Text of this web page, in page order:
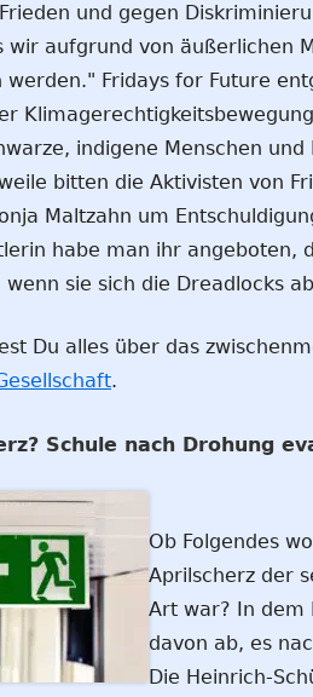
und gegen
wir aufgrund von äußerlichen
werden." Fridays for Future
indigene Menschen und
bitten die Aktivisten von
Maltzahn um
habe man ihr angeboten,
sie sich die Dreadlocks
Du alles über das
.
Schule nach Drohung
Ob Folgendes
Aprilscherz der
Art war? In dem
davon ab, es
Die Heinrich-